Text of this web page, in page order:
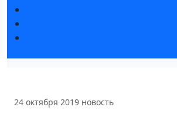
24 октября 2019 новость